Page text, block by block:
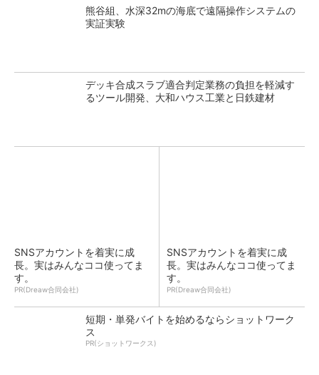
熊谷組、水深32mの海底で遠隔操作システムの
実証実験
デッキ合成スラブ適合判定業務の負担を軽減す
るツール開発、大和ハウス工業と日鉄建材
SNSアカウントを着実に成
長。実はみんなココ使ってま
す。
PR(Dreaw合同会社)
SNSアカウントを着実に成
長。実はみんなココ使ってま
す。
PR(Dreaw合同会社)
短期・単発バイトを始めるならショットワーク
ス
PR(ショットワークス)